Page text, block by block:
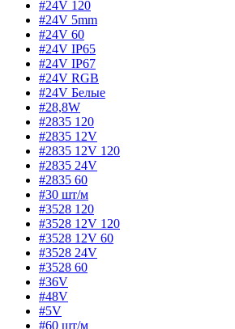
#24V 120
#24V 5mm
#24V 60
#24V IP65
#24V IP67
#24V RGB
#24V Белые
#28,8W
#2835 120
#2835 12V
#2835 12V 120
#2835 24V
#2835 60
#30 шт/м
#3528 120
#3528 12V 120
#3528 12V 60
#3528 24V
#3528 60
#36V
#48V
#5V
#60 шт/м